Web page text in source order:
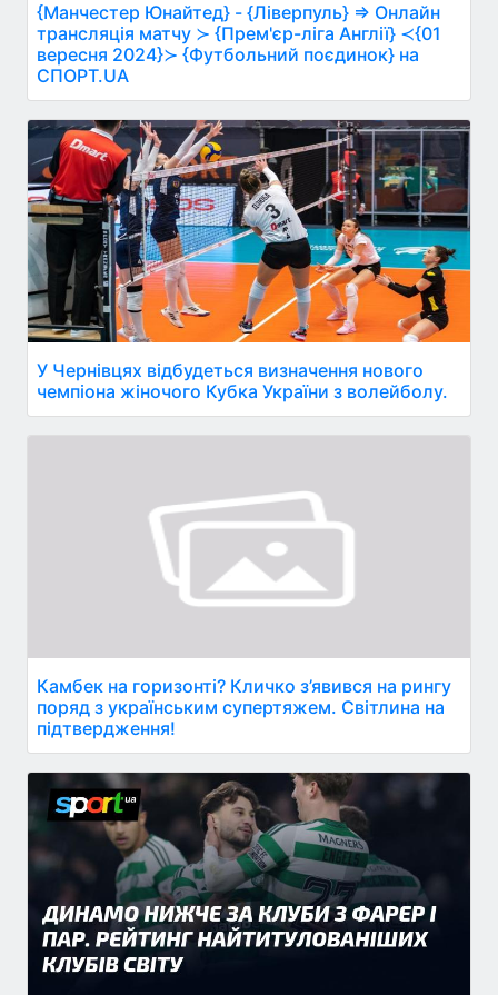
{Манчестер Юнайтед} - {Ліверпуль} ⇒ Онлайн
трансляція матчу ≻ {Прем'єр-ліга Англії} ≺{01
вересня 2024}≻ {Футбольний поєдинок} на
СПОРТ.UA
У Чернівцях відбудеться визначення нового
чемпіона жіночого Кубка України з волейболу.
Камбек на горизонті? Кличко з’явився на рингу
поряд з українським супертяжем. Світлина на
підтвердження!